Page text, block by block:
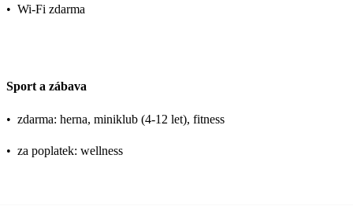
• Wi-Fi zdarma
Sport a zábava
• zdarma: herna, miniklub (4-12 let), fitness
• za poplatek: wellness